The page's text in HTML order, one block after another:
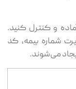
و کنترل کنید.
شماره بیمه، کد
می‌شوند.